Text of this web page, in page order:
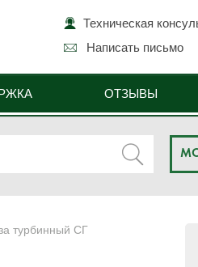
Техническая
Написать письмо
ОТЗЫВЫ
турбинный СГ